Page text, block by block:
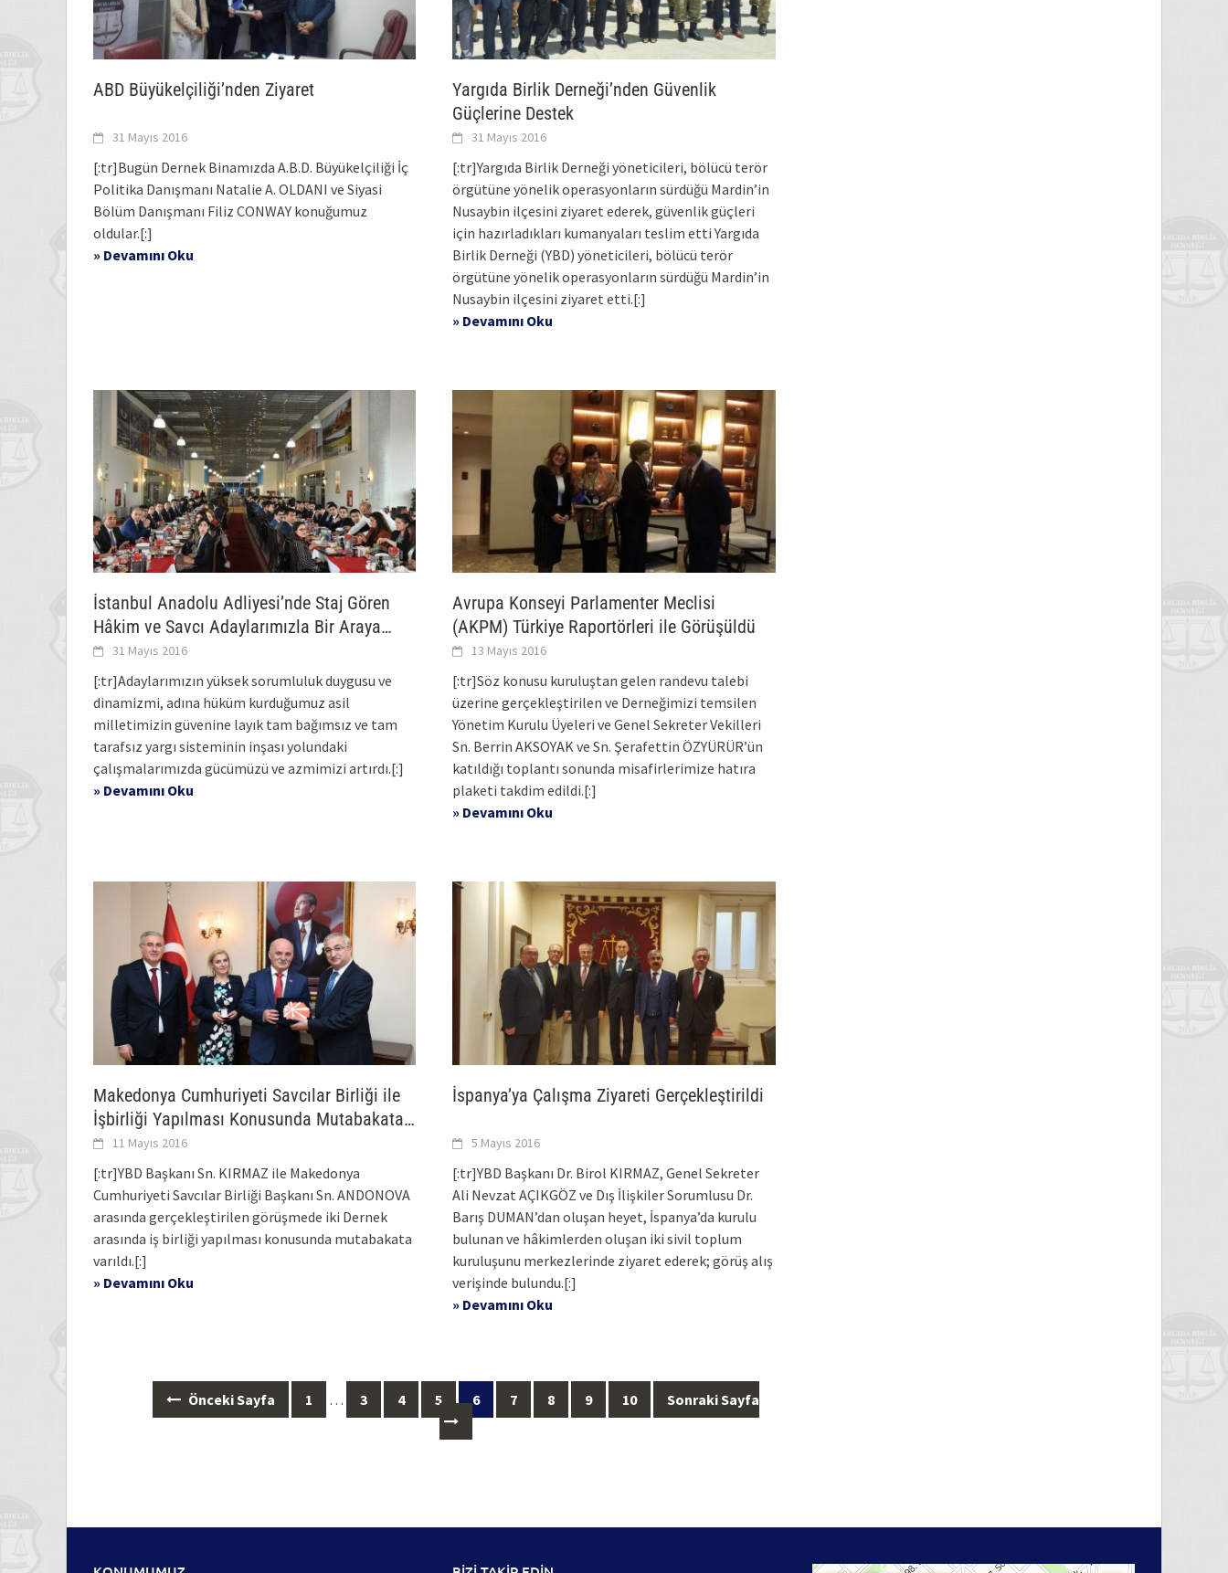
ABD Büyükelçiliği’nden Ziyaret
31 Mayıs 2016
[:tr]Bugün Dernek Binamızda A.B.D. Büyükelçiliği İç
Politika Danışmanı Natalie A. OLDANI ve Siyasi
Bölüm Danışmanı Filiz CONWAY konuğumuz
oldular.[:]
» Devamını Oku
Yargıda Birlik Derneği’nden Güvenlik
Güçlerine Destek
31 Mayıs 2016
[:tr]Yargıda Birlik Derneği yöneticileri, bölücü terör
örgütüne yönelik operasyonların sürdüğü Mardin’in
Nusaybin ilçesini ziyaret ederek, güvenlik güçleri
için hazırladıkları kumanyaları teslim etti Yargıda
Birlik Derneği (YBD) yöneticileri, bölücü terör
örgütüne yönelik operasyonların sürdüğü Mardin’in
Nusaybin ilçesini ziyaret etti.[:]
» Devamını Oku
İstanbul Anadolu Adliyesi’nde Staj Gören
Hâkim ve Savcı Adaylarımızla Bir Araya
Geldik
31 Mayıs 2016
[:tr]Adaylarımızın yüksek sorumluluk duygusu ve
dinamizmi, adına hüküm kurduğumuz asil
milletimizin güvenine layık tam bağımsız ve tam
tarafsız yargı sisteminin inşası yolundaki
çalışmalarımızda gücümüzü ve azmimizi artırdı.[:]
» Devamını Oku
Avrupa Konseyi Parlamenter Meclisi
(AKPM) Türkiye Raportörleri ile Görüşüldü
13 Mayıs 2016
[:tr]Söz konusu kuruluştan gelen randevu talebi
üzerine gerçekleştirilen ve Derneğimizi temsilen
Yönetim Kurulu Üyeleri ve Genel Sekreter Vekilleri
Sn. Berrin AKSOYAK ve Sn. Şerafettin ÖZYÜRÜR’ün
katıldığı toplantı sonunda misafirlerimize hatıra
plaketi takdim edildi.[:]
» Devamını Oku
Makedonya Cumhuriyeti Savcılar Birliği ile
İşbirliği Yapılması Konusunda Mutabakata
Varıldı
11 Mayıs 2016
[:tr]YBD Başkanı Sn. KIRMAZ ile Makedonya
Cumhuriyeti Savcılar Birliği Başkanı Sn. ANDONOVA
arasında gerçekleştirilen görüşmede iki Dernek
arasında iş birliği yapılması konusunda mutabakata
varıldı.[:]
» Devamını Oku
İspanya’ya Çalışma Ziyareti Gerçekleştirildi
5 Mayıs 2016
[:tr]YBD Başkanı Dr. Birol KIRMAZ, Genel Sekreter
Ali Nevzat AÇIKGÖZ ve Dış İlişkiler Sorumlusu Dr.
Barış DUMAN’dan oluşan heyet, İspanya’da kurulu
bulunan ve hâkimlerden oluşan iki sivil toplum
kuruluşunu merkezlerinde ziyaret ederek; görüş alış
verişinde bulundu.[:]
» Devamını Oku
navigation
Önceki Sayfa 1 … 3 4 5 6 7 8 9 10 Sonraki Sayfa